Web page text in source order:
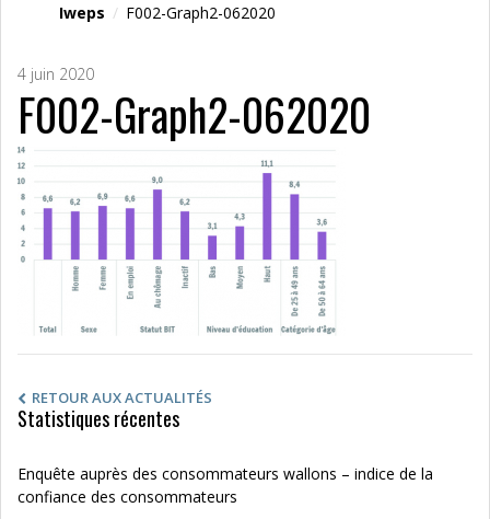
Iweps / F002-Graph2-062020
4 juin 2020
F002-Graph2-062020
RETOUR AUX ACTUALITÉS
Statistiques récentes
Enquête auprès des consommateurs wallons – indice de la
confiance des consommateurs